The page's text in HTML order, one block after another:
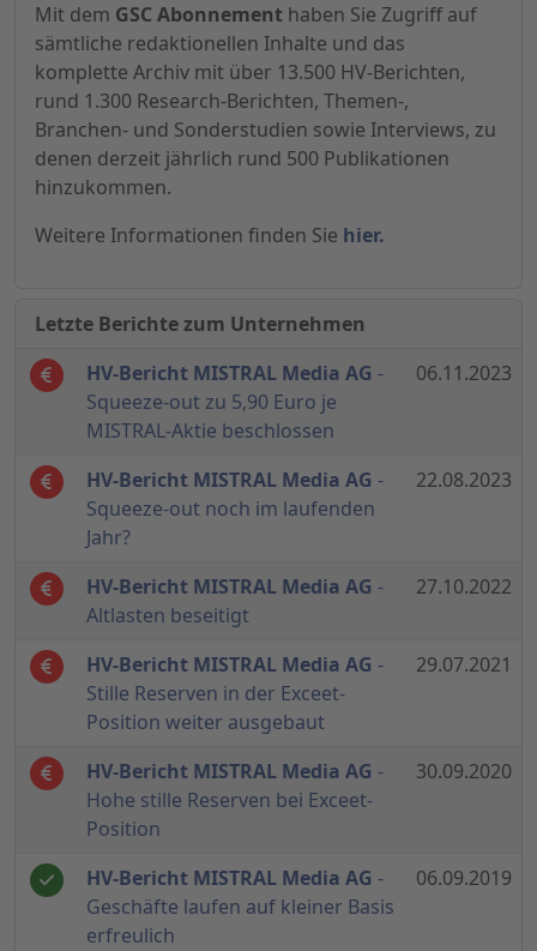
Mit dem GSC Abonnement haben Sie Zugriff auf
sämtliche redaktionellen Inhalte und das
komplette Archiv mit über 13.500 HV-Berichten,
rund 1.300 Research-Berichten, Themen-,
Branchen- und Sonderstudien sowie Interviews, zu
denen derzeit jährlich rund 500 Publikationen
hinzukommen.
Weitere Informationen finden Sie hier.
Letzte Berichte zum Unternehmen
HV-Bericht MISTRAL Media AG -
Squeeze-out zu 5,90 Euro je
MISTRAL-Aktie beschlossen
06.11.2023
HV-Bericht MISTRAL Media AG -
Squeeze-out noch im laufenden
Jahr?
22.08.2023
HV-Bericht MISTRAL Media AG -
Altlasten beseitigt
27.10.2022
HV-Bericht MISTRAL Media AG -
Stille Reserven in der Exceet-
Position weiter ausgebaut
29.07.2021
HV-Bericht MISTRAL Media AG -
Hohe stille Reserven bei Exceet-
Position
30.09.2020
HV-Bericht MISTRAL Media AG -
Geschäfte laufen auf kleiner Basis
erfreulich
06.09.2019